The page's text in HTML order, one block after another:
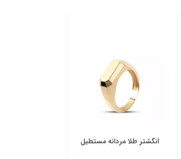
انگشتر طلا مردانه مستطیل